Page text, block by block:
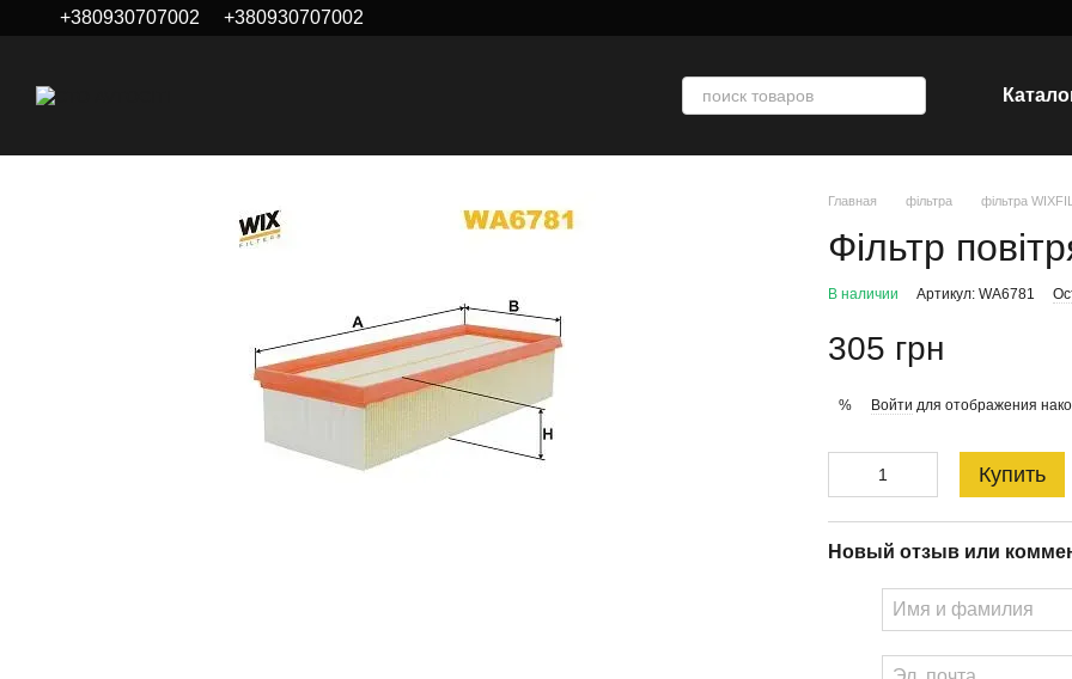
Перейти к основному контенту
+380930707002 +380930707002
Главная фільтра фільтра
Фільтр
В наличии Артикул: WA6781
305 грн
% Войти для отображения
Купить
Новый отзыв или